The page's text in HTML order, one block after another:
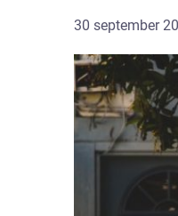
30 september